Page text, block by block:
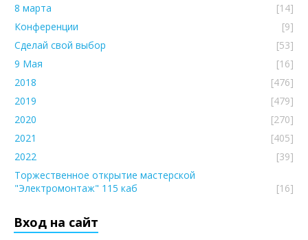
8 марта
[14]
Конференции
[9]
Сделай свой выбор
[53]
9 Мая
[16]
2018
[476]
2019
[479]
2020
[270]
2021
[405]
2022
[39]
Торжественное открытие мастерской
"Электромонтаж" 115 каб
[16]
Вход на сайт